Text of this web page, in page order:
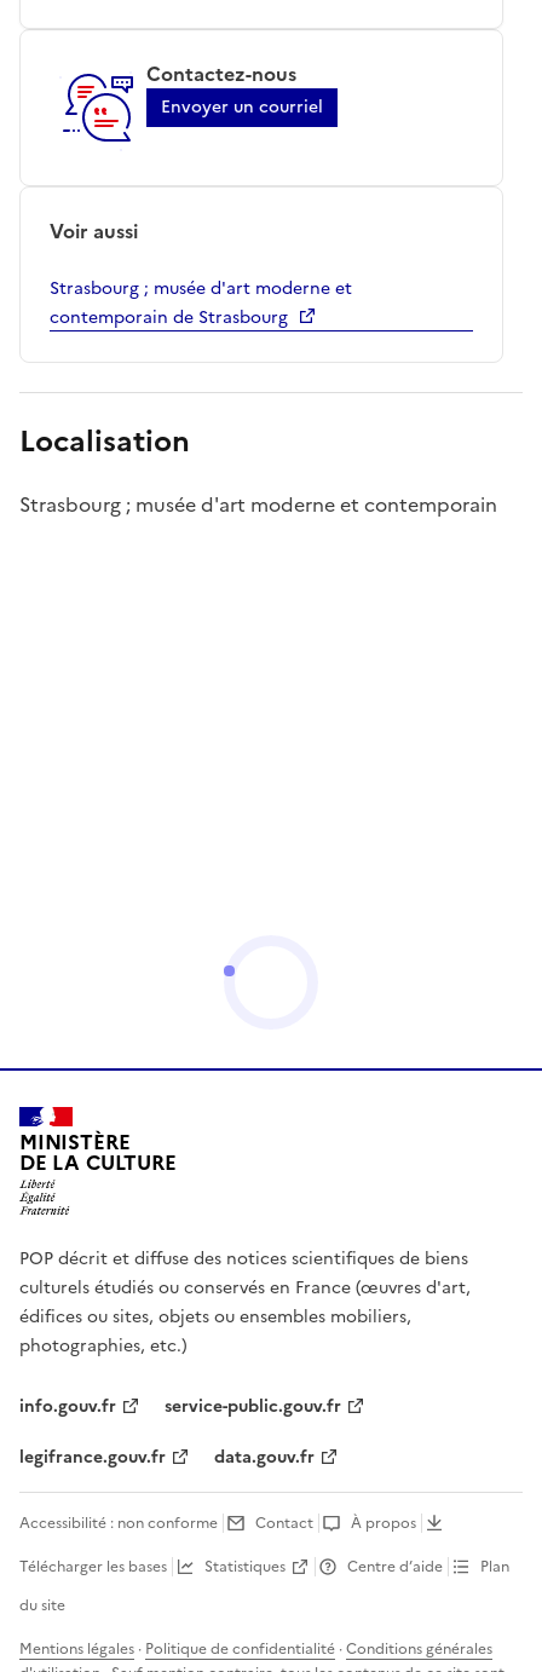
Contactez-nous
Envoyer un courriel
Voir aussi
Strasbourg ; musée d'art moderne et
contemporain de Strasbourg
Localisation
Strasbourg ; musée d'art moderne et contemporain
MINISTÈRE
DE LA CULTURE
POP décrit et diffuse des notices scientifiques de biens
culturels étudiés ou conservés en France (œuvres d'art,
édifices ou sites, objets ou ensembles mobiliers,
photographies, etc.)
info.gouv.fr
service-public.gouv.fr
legifrance.gouv.fr
data.gouv.fr
Accessibilité : non conforme Contact
À propos
Télécharger les bases
Statistiques Centre d’aide
Plan
du site
Mentions légales · Politique de confidentialité ·Conditions générales